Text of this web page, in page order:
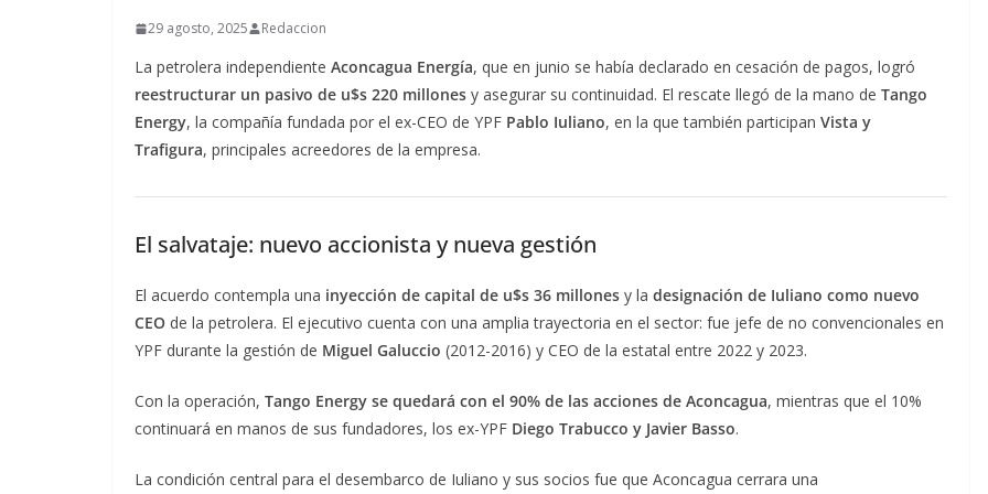
29 agosto, 2025 Redaccion
La petrolera independiente Aconcagua Energía, que en junio se había declarado en cesación de pagos, logró
reestructurar un pasivo de u$s 220 millones y asegurar su continuidad. El rescate llegó de la mano de Tango
Energy, la compañía fundada por el ex-CEO de YPF Pablo Iuliano, en la que también participan Vista y
Trafigura, principales acreedores de la empresa.
El salvataje: nuevo accionista y nueva gestión
El acuerdo contempla una inyección de capital de u$s 36 millones y la designación de Iuliano como nuevo
CEO de la petrolera. El ejecutivo cuenta con una amplia trayectoria en el sector: fue jefe de no convencionales en
YPF durante la gestión de Miguel Galuccio (2012-2016) y CEO de la estatal entre 2022 y 2023.
Con la operación, Tango Energy se quedará con el 90% de las acciones de Aconcagua, mientras que el 10%
continuará en manos de sus fundadores, los ex-YPF Diego Trabucco y Javier Basso.
La condición central para el desembarco de Iuliano y sus socios fue que Aconcagua cerrara una